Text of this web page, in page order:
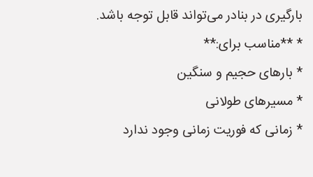
بارگیری در بنادر می‌تواند قابل توجه باشد.
* **مناسب برای:**
* بارهای حجیم و سنگین
* مسیرهای طولانی
* زمانی که فوریت زمانی وجود ندارد